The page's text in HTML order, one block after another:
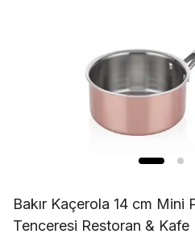
Bakır Kaçerola 14 cm Mini
Tenceresi Restoran & Kafe